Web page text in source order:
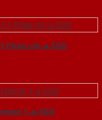
Phào chi-a-SGD
1-a-SGD